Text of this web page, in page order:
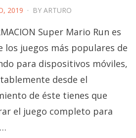
2019 BY ARTURO
Super Mario Run es
los juegos más populares de
para dispositivos móviles,
desde el
de éste tienes que
el juego completo para